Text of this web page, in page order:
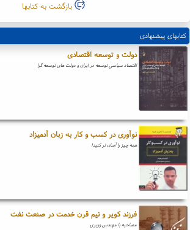
بازگشت به کتابها
کتابهای پیشنهادی
دولت و توسعه اقتصادی
اقتصاد سیاسی توسعه در ایران و دولت های توسعه گرا
نوآوری در کسب و کار به زبان آدمیزاد
همه چیز را آسان تر کنید!
فرزند کویر و نیم قرن خدمت در صنعت نفت
مصاحبه با مهندس وزیری